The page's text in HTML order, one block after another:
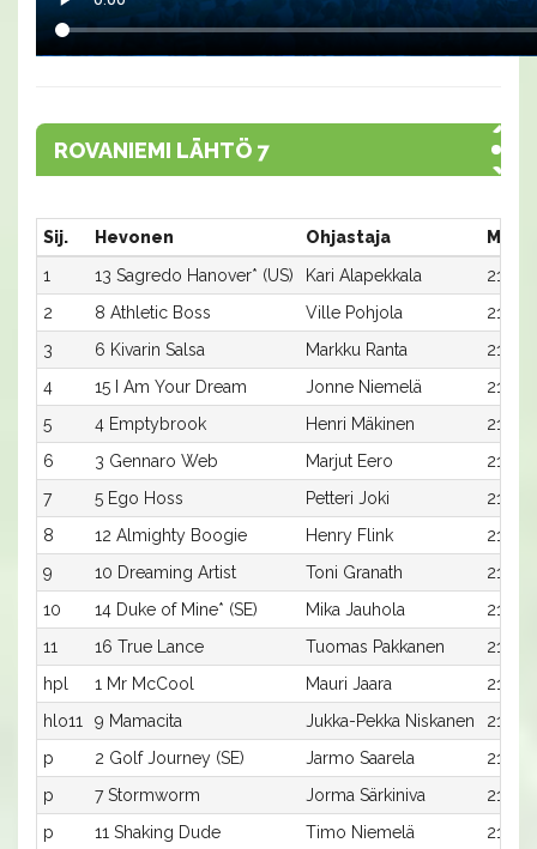
ROVANIEMI LÄHTÖ 7
Sij. Hevonen Ohjastaja
1
13 Sagredo Hanover* (US) Kari Alapekkala
2120:6
2
8 Athletic Boss Ville Pohjola
2120:1
3
6 Kivarin Salsa Markku Ranta
4
15 I Am Your Dream Jonne Niemelä
2120:8
5
4 Emptybrook Henri Mäkinen
2100:4
6
3 Gennaro Web Marjut Eero
2100:3
7
5 Ego Hoss Petteri Joki
2100:5
8
12 Almighty Boogie Henry Flink
2120:5
9
10 Dreaming Artist Toni Granath
2120:3
10
14 Duke of Mine* (SE) Mika Jauhola
2120:7
11
16 True Lance Tuomas Pakkanen
2120:9
hpl
1 Mr McCool Mauri Jaara
2100:1
hlo11
9 Mamacita Jukka-Pekka Niskanen
2120:2
p
2 Golf Journey (SE) Jarmo Saarela
2100:2
p
7 Stormworm Jorma Särkiniva
2100:7
p
11 Shaking Dude Timo Niemelä 2120:4